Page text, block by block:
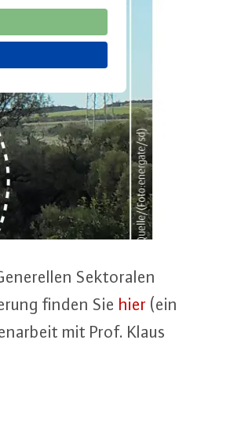
Sek­to­ra­len
finden Sie hier (ein
mit Prof. Klaus